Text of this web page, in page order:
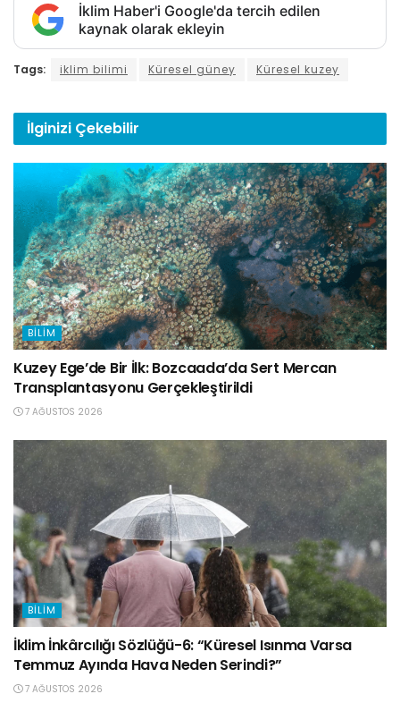
İklim Haber'i Google'da tercih edilen
kaynak olarak ekleyin
Tags: iklim bilimi Küresel güney Küresel kuzey
İlginizi Çekebilir
BILIM
Kuzey Ege’de Bir İlk: Bozcaada’da Sert Mercan
Transplantasyonu Gerçekleştirildi
7 AĞUSTOS 2026
BILIM
İklim İnkârcılığı Sözlüğü-6: “Küresel Isınma Varsa
Temmuz Ayında Hava Neden Serindi?”
7 AĞUSTOS 2026